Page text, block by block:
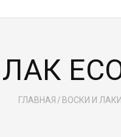
ЛАК
ГЛАВНАЯ / ВОСКИ И ЛАКИ